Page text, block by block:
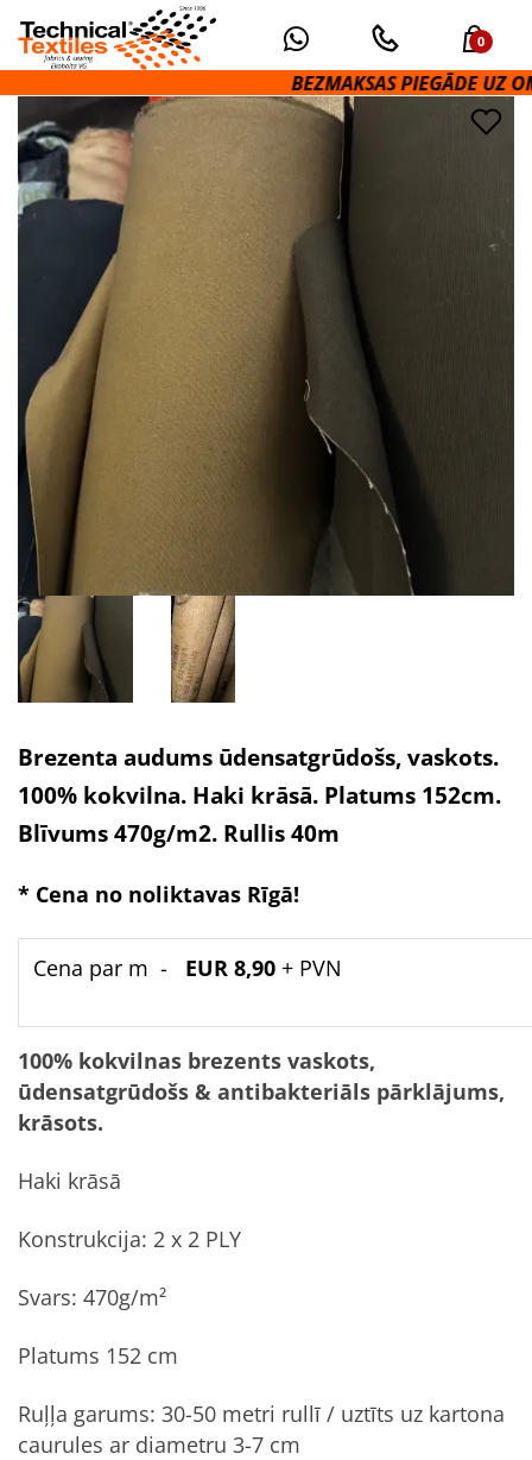
0
BEZMAKSAS PIEGĀDE UZ
Brezenta audums ūdensatgrūdošs, vaskots.
100% kokvilna. Haki krāsā. Platums 152cm.
Blīvums 470g/m2. Rullis 40m
* Cena no noliktavas Rīgā!
Cena par m - EUR 8,90 + PVN
100% kokvilnas brezents vaskots,
ūdensatgrūdošs & antibakteriāls pārklājums,
krāsots.
Haki krāsā
Konstrukcija: 2 x 2 PLY
Svars: 470g/m²
Platums 152 cm
Ruļļa garums: 30-50 metri rullī / uztīts uz kartona
caurules ar diametru 3-7 cm